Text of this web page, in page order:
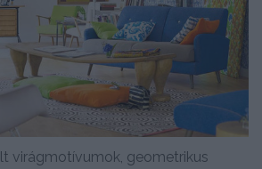
virágmotívumok, geometrikus